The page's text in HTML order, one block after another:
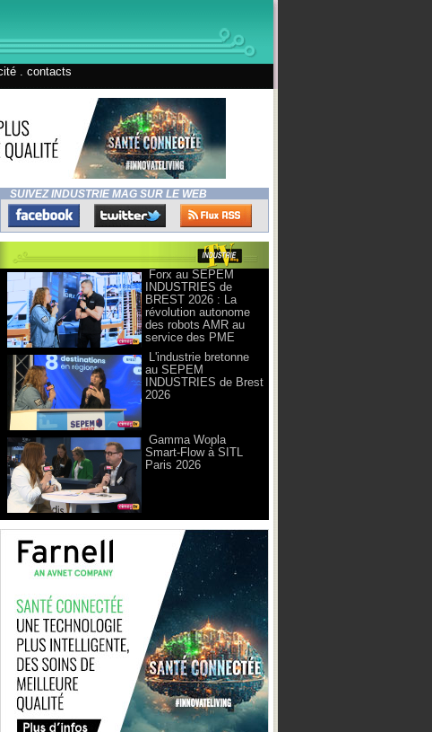
contacts
SUIVEZ INDUSTRIE MAG SUR LE WEB
Forx au SEPEM
INDUSTRIES de
BREST 2026 : La
révolution autonome
des robots AMR au
service des PME
L'industrie bretonne
au SEPEM
INDUSTRIES de Brest
2026
Gamma Wopla
Smart-Flow à SITL
Paris 2026